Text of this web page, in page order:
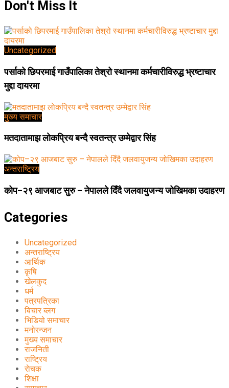
Don't Miss It
Uncategorized
पर्साको छिपरमाई गाउँपालिका तेश्रो स्थानमा कर्मचारीविरुद्ध भ्रष्टाचार
मुद्दा दायरमा
मुख्य समाचार
मतदातामाझ लाेकप्रिय बन्दै स्वतन्त्र उम्मेद्वार सिंह
अन्तराष्ट्रिय
कोप–२९ आजबाट सुरु – नेपालले दिँदै जलवायुजन्य जोखिमका उदाहरण
Categories
Uncategorized
अन्तराष्ट्रिय
आर्थिक
कृषि
खेलकुद
धर्म
पत्रपत्रिका
बिचार ब्लग
भिडियो समाचार
मनोरन्जन
मुख्य समाचार
राजनिती
राष्ट्रिय
राेचक
शिक्षा